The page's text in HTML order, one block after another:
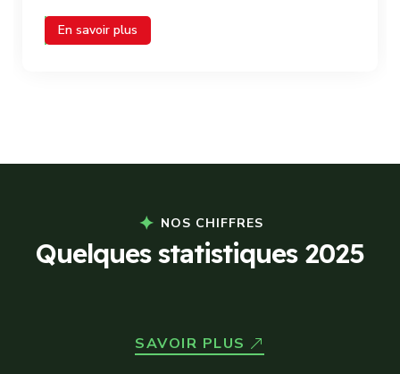
En savoir plus
NOS CHIFFRES
Quelques statistiques 2025
SAVOIR PLUS